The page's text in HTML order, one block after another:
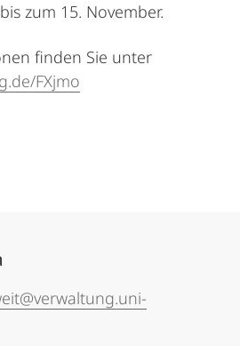
zum 15. November.
finden Sie unter
FXjmo